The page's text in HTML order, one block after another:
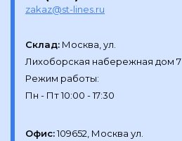
zakaz@st-lines.ru
Склад: Москва, ул.
Лихоборская набережная дом 7
Режим работы:
Офис:109652, Москва ул.